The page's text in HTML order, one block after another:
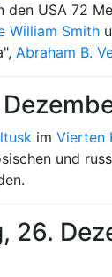
den USA 72
William Smith
Abraham B.
im Vierten
und
26.